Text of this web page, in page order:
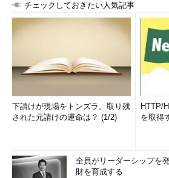
チェックしておきたい人気記事
下請けが現場をトンズラ。取り残
された元請けの運命は？ (1/2)
HTTP/
を取得
全員がリーダーシップを
財を育成する